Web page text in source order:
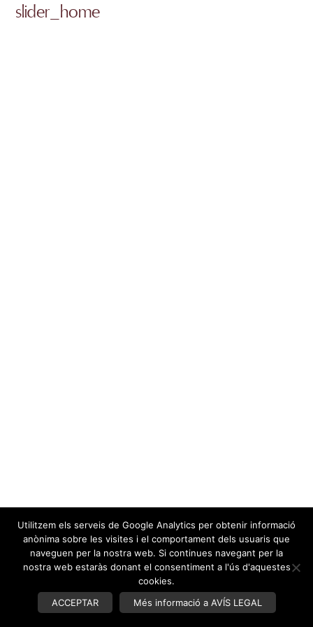
slider_home
Utilitzem els serveis de Google Analytics per obtenir informació
anònima sobre les visites i el comportament dels usuaris que
naveguen per la nostra web. Si continues navegant per la
nostra web estaràs donant el consentiment a l'ús d'aquestes
cookies.
ACCEPTAR
Més informació a AVÍS LEGAL